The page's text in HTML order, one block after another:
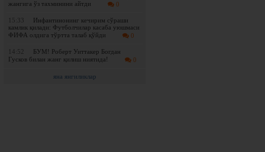
жангига ўз тахминини айтди
0
15:33
Инфантинонинг кечирим сўраши
камлик қилади: Футболчилар касаба уюшмаси
ФИФА олдига тўртта талаб қўйди
0
14:52
БУМ! Роберт Уиттакер Богдан
Гусков билан жанг қилиш ниятида!
0
яна янгиликлар